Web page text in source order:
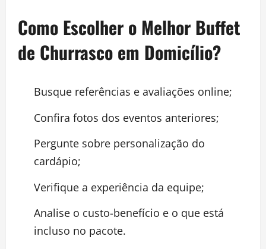
Como Escolher o Melhor Buffet
de Churrasco em Domicílio?
Busque referências e avaliações online;
Confira fotos dos eventos anteriores;
Pergunte sobre personalização do
cardápio;
Verifique a experiência da equipe;
Analise o custo-benefício e o que está
incluso no pacote.